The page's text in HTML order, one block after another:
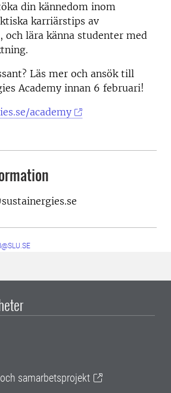
din kännedom inom
karriärstips av
och lära känna studenter med
Läs mer och ansök till
Academy innan 6 februari!
academy
samarbetsprojekt